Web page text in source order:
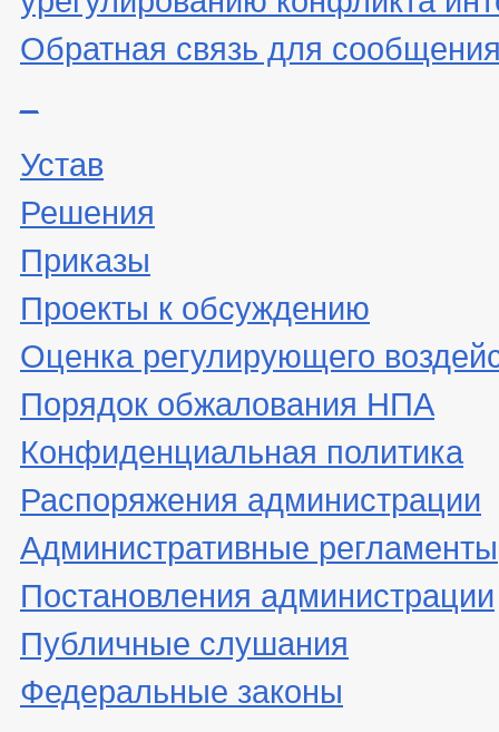
Обратная связь для
Устав
Решения
Приказы
Проекты к обсуждению
Оценка регулирующего
Порядок обжалования НПА
Конфиденциальная политика
Распоряжения администрации
Административные регламенты
Постановления администрации
Публичные слушания
Федеральные законы